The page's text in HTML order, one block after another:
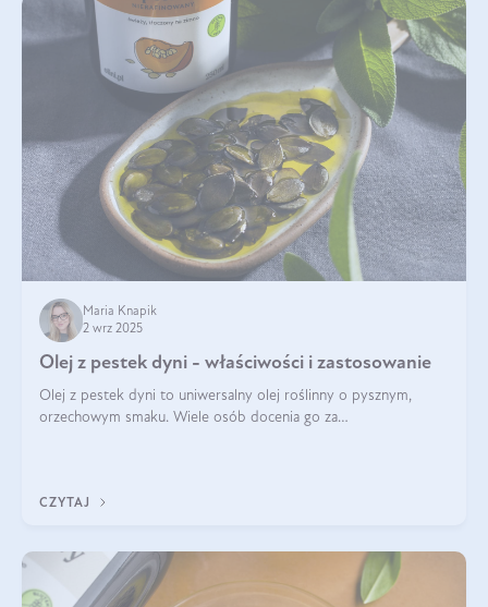
Maria Knapik
2 wrz 2025
Olej z pestek dyni - właściwości i zastosowanie
Olej z pestek dyni to uniwersalny olej roślinny o pysznym,
orzechowym smaku. Wiele osób docenia go za
CZYTAJ